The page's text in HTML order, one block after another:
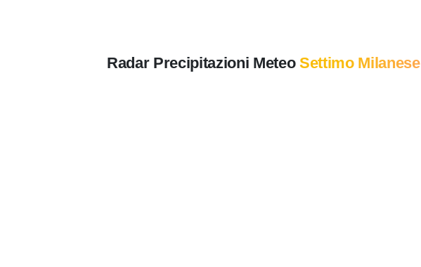
Radar Precipitazioni MeteoSettimo Milanese